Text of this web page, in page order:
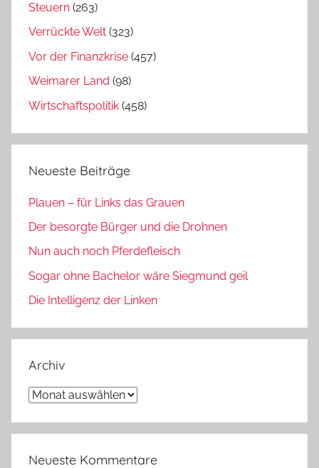
Steuern (263)
Verrückte Welt (323)
Vor der Finanzkrise (457)
Weimarer Land (98)
Wirtschaftspolitik (458)
Neueste Beiträge
Plauen – für Links das Grauen
Der besorgte Bürger und die Drohnen
Nun auch noch Pferdefleisch
Sogar ohne Bachelor wäre Siegmund geil
Die Intelligenz der Linken
Archiv
Archiv
Neueste Kommentare